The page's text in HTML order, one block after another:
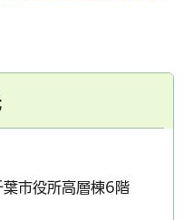
ク）
市役所高層棟6階